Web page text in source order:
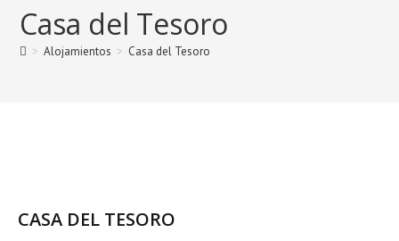
Casa del Tesoro
> Alojamientos > Casa del Tesoro
CASA DEL TESORO